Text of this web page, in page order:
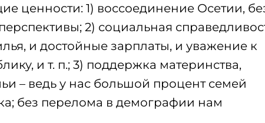
ценности: 1) воссоединение Осетии,
2) социальная
и достойные зарплаты, и уважение к
и т. п.; 3) поддержка материнства,
– ведь у нас большой процент семей
без перелома в демографии нам